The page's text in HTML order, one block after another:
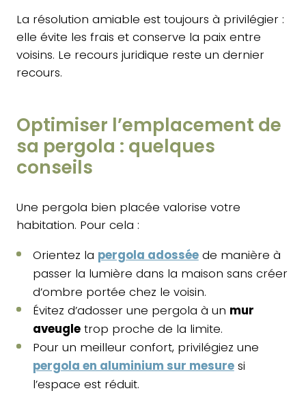
La résolution amiable est toujours à privilégier :
elle évite les frais et conserve la paix entre
voisins. Le recours juridique reste un dernier
recours.
Optimiser l’emplacement de
sa pergola : quelques
conseils
Une pergola bien placée valorise votre
habitation. Pour cela :
Orientez la pergola adosséede manière à
passer la lumière dans la maison sans créer
d’ombre portée chez le voisin.
Évitez d’adosser une pergola à un mur
aveugletrop proche de la limite.
Pour un meilleur confort, privilégiez une
pergola en aluminium sur mesuresi
l’espace est réduit.